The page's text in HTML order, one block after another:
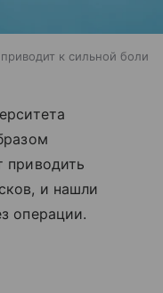
к сильной боли
приводить
и нашли
операции.